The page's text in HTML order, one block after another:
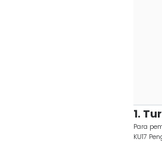
1.
Para
KU17